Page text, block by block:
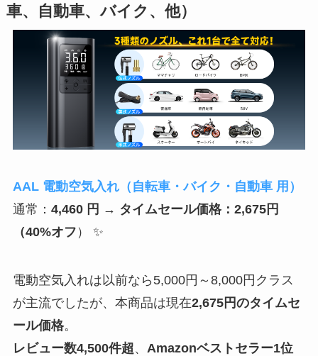
車、自動車、バイク、他）
AAL 電動空気入れ（自転車・バイク・自動車 用）
通常： 4,460 円 → タイムセール価格： 2,675円
（40%オフ ） ✨
電動空気入れは以前なら5,000円～8,000円クラス
が主流でしたが、本商品は現在2,675円のタイムセ
ール価格。
レビュー数4,500件超、 Amazonベストセラー1位